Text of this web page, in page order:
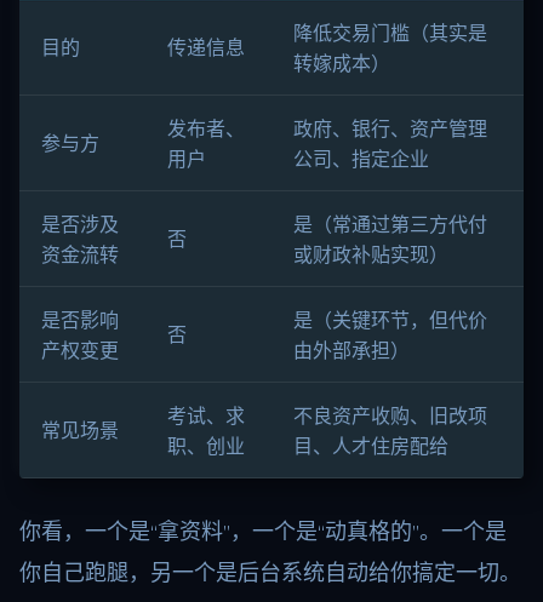
目的 传递信息
降低交易门槛（其实是
转嫁成本）
参与方
发布者、
用户
政府、银行、资产管理
公司、指定企业
是否涉及
资金流转
否
是（常通过第三方代付
或财政补贴实现）
是否影响
产权变更
否
是（关键环节，但代价
由外部承担）
常见场景
考试、求
职、创业
不良资产收购、旧改项
目、人才住房配给
你看，一个是“拿资料”，一个是“动真格的”。一个是
你自己跑腿，另一个是后台系统自动给你搞定一切。